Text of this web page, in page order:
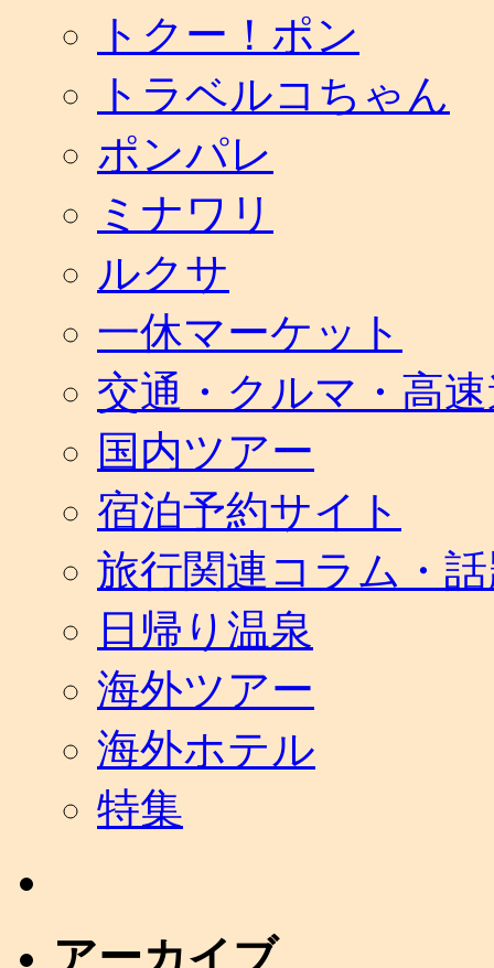
トクー！ポン
トラベルコちゃん
ポンパレ
ミナワリ
ルクサ
一休マーケット
交通・クルマ・高
国内ツアー
宿泊予約サイト
旅行関連コラム・
日帰り温泉
海外ツアー
海外ホテル
特集
アーカイブ